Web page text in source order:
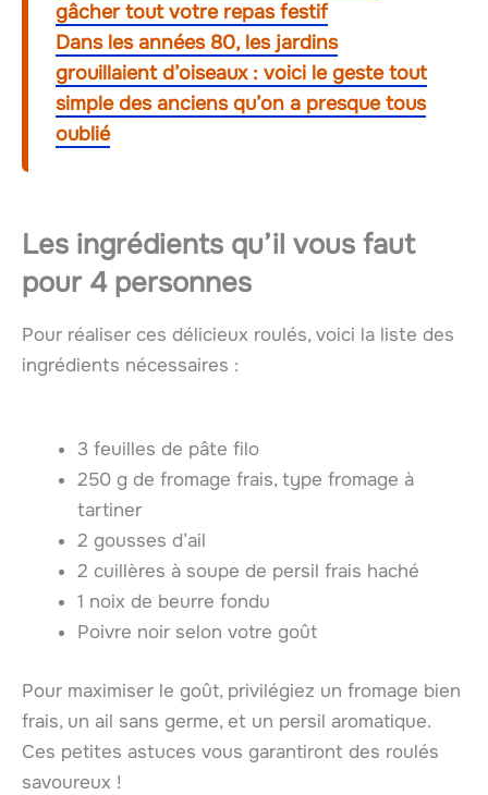
gâcher tout votre repas festif
Dans les années 80, les jardins
grouillaient d’oiseaux : voici le geste tout
simple des anciens qu’on a presque tous
oublié
Les ingrédients qu’il vous faut
pour 4 personnes
Pour réaliser ces délicieux roulés, voici la liste des
ingrédients nécessaires :
3 feuilles de pâte filo
250 g de fromage frais, type fromage à
tartiner
2 gousses d’ail
2 cuillères à soupe de persil frais haché
1 noix de beurre fondu
Poivre noir selon votre goût
Pour maximiser le goût, privilégiez un fromage bien
frais, un ail sans germe, et un persil aromatique.
Ces petites astuces vous garantiront des roulés
savoureux !